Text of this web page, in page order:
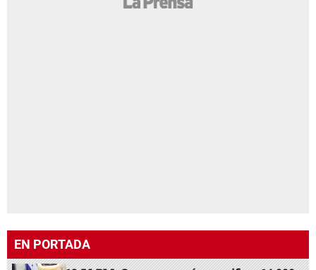
EN PORTADA